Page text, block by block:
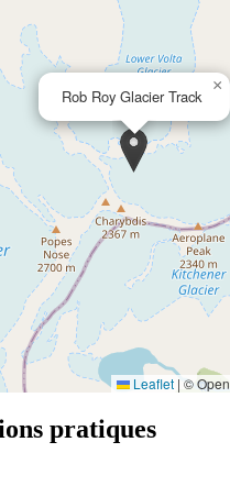
Rob Roy Glacier Track
×
Leaflet | ©
pratiques